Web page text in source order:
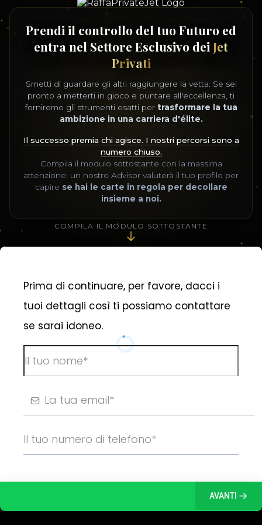
Prendi il controllo del tuo Futuro ed
entra nel Settore Esclusivo dei Jet
Privati
Smetti di guardare gli altri raggiungere la vetta. Se sei
pronto a metterti in gioco e puntare all'eccellenza, ti
forniremo gli strumenti esatti per trasformare la tua
ambizione in una carriera d'élite.
Il successo premia chi agisce. I nostri percorsi sono a
numero chiuso.
Compila il modulo sottostante con la massima
attenzione: un nostro Advisor valuterà il tuo profilo per
capire se hai le carte in regola per decollare
insieme a noi.
COMPILA IL MODULO SOTTOSTANTE
Prima di continuare, per favore, dacci i
tuoi dettagli così ti possiamo contattare
se sarai idoneo.
AVANTI